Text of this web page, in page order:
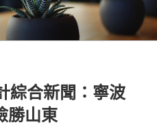
綜合新聞：寧波
勝山東